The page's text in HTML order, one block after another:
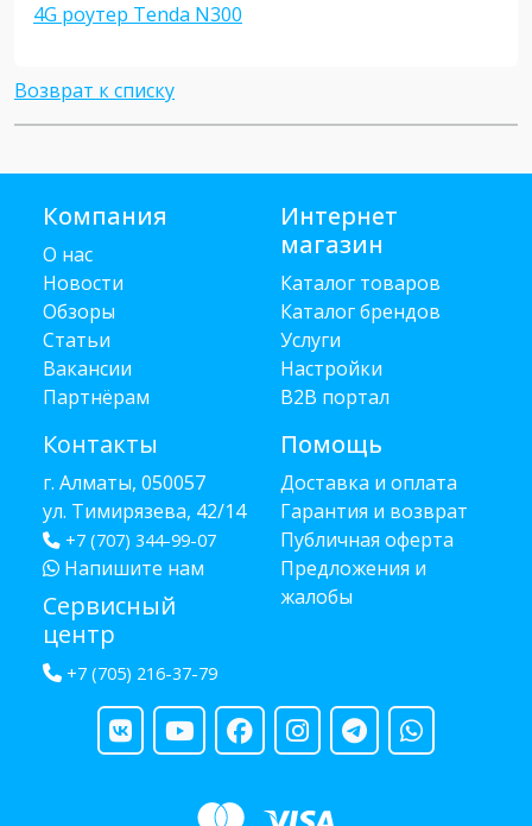
4G роутер Tenda N300
Возврат к списку
Компания
О нас
Новости
Обзоры
Статьи
Вакансии
Партнёрам
Контакты
г. Алматы, 050057
ул. Тимирязева, 42/14
+7 (707) 344-99-07
Напишите нам
Сервисный
центр
+7 (705) 216-37-79
Интернет
магазин
Каталог товаров
Каталог брендов
Услуги
Настройки
B2B портал
Помощь
Доставка и оплата
Гарантия и возврат
Публичная оферта
Предложения и
жалобы